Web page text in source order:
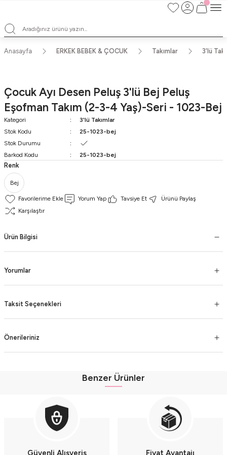
Satışlarımız Toptandır !. Minumum 20 Seridir !. Toptan Fiyatları Görebilmek
Satışlarımız Toptandır !. Minumum 20 Seridir !. Toptan Fiyatları Görebilmek
İçin Üye Olunuz !.
İçin Üye Olunuz !.
Anasayfa ERKEK BEBEK & ÇOCUK Takımlar 3'lü
Çocuk Ayı Desen Peluş 3'lü Bej Peluş
Eşofman Takım (2-3-4 Yaş)-Seri - 1023-Bej
Kategori
3'lü Takımlar
Stok Kodu
25-1023-bej
Stok Durumu
Barkod Kodu
25-1023-bej
Renk
Bej
Yorum Yap Tavsiye Et
Ürünü Paylaş
Karşılaştır
Ürün Bilgisi
Yorumlar
Taksit Seçenekleri
Önerileriniz
Benzer Ürünler
Erkek Çocuk Bıyıklı Şişme Yelekli 3’lü Mavi Pamuk Takım (2-3-4 Yaş) - Renkli
Güvenli Alışveriş Fiyat Avantajı